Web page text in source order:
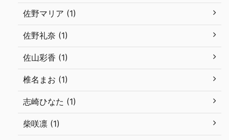
佐野マリア (1)
佐野礼奈 (1)
佐山彩香 (1)
椎名まお (1)
志崎ひなた (1)
柴咲凛 (1)